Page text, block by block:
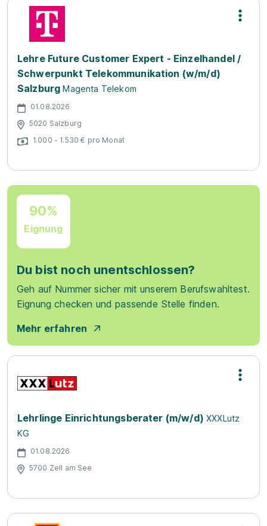
Lehre Future Customer Expert - Einzelhandel /
Schwerpunkt Telekommunikation (w/m/d)
SalzburgMagenta Telekom
01.08.2026
5020 Salzburg
1.000 - 1.530 € pro Monat
90%
Eignung
Du bist noch unentschlossen?
Geh auf Nummer sicher mit unserem Berufswahltest.
Eignung checken und passende Stelle finden.
Mehr erfahren
Lehrlinge Einrichtungsberater (m/w/d) XXXLutz
KG
01.08.2026
5700 Zell am See